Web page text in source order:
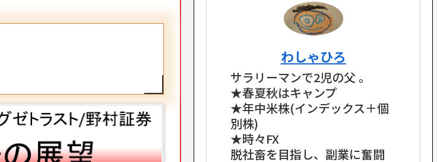
わしゃひろ
サラリーマンで2児の父 。
★春夏秋はキャンプ
★年中米株(インデックス＋個
別株)
★時々FX
脱社畜を目指し、副業に奮闘